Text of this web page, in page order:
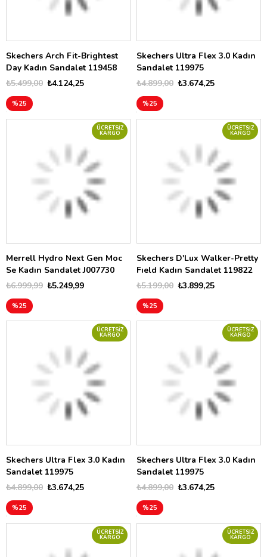
Skechers Arch Fit-Brightest
Day Kadın Sandalet 119458
₺4.124,25
₺5.499,00
%25
Skechers Ultra Flex 3.0 Kadın
Sandalet 119975
₺3.674,25
₺4.899,00
%25
Merrell Hydro Next Gen Moc
Se Kadın Sandalet J007730
₺5.249,99
₺6.999,99
%25
ÜCRETSIZ
KARGO
Skechers D'Lux Walker-Pretty
Fıeld Kadın Sandalet 119822
₺3.899,25
₺5.199,00
%25
ÜCRETSIZ
KARGO
Skechers Ultra Flex 3.0 Kadın
Sandalet 119975
₺3.674,25
₺4.899,00
%25
ÜCRETSIZ
KARGO
Skechers Ultra Flex 3.0 Kadın
Sandalet 119975
₺3.674,25
₺4.899,00
%25
ÜCRETSIZ
KARGO
ÜCRETSIZ
KARGO
ÜCRETSIZ
KARGO